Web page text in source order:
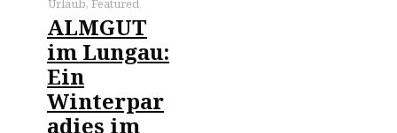
Urlaub, Featured
ALMGUT
im Lungau:
Ein
Winterpar
adies im